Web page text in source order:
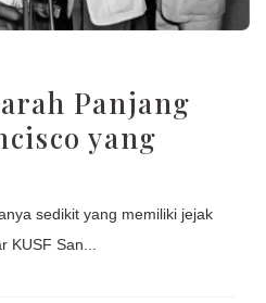
Panjang
yang
sedikit yang memiliki jejak
KUSF San...